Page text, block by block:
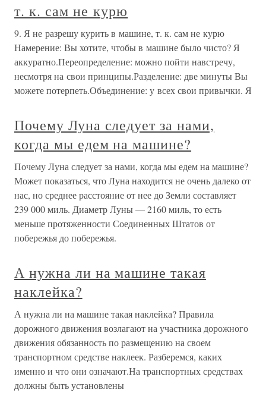
т. к. сам не курю
9. Я не разрешу курить в машине, т. к. сам не курю
Намерение: Вы хотите, чтобы в машине было чисто? Я
аккуратно.Переопределение: можно пойти навстречу,
несмотря на свои принципы.Разделение: две минуты Вы
можете потерпеть.Объединение: у всех свои привычки. Я
Почему Луна следует за нами,
когда мы едем на машине?
Почему Луна следует за нами, когда мы едем на машине?
Может показаться, что Луна находится не очень далеко от
нас, но среднее расстояние от нее до Земли составляет
239 000 миль. Диаметр Луны — 2160 миль, то есть
меньше протяженности Соединенных Штатов от
побережья до побережья.
А нужна ли на машине такая
наклейка?
А нужна ли на машине такая наклейка? Правила
дорожного движения возлагают на участника дорожного
движения обязанность по размещению на своем
транспортном средстве наклеек. Разберемся, каких
именно и что они означают.На транспортных средствах
должны быть установлены